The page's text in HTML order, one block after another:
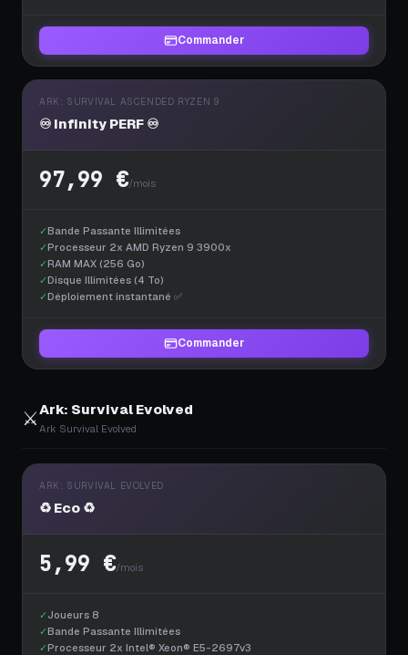
Commander
ARK: SURVIVAL ASCENDED RYZEN 9
♾️ Infinity PERF ♾️
97,99 €/mois
✓Bande Passante Illimitées
✓Processeur 2x AMD Ryzen 9 3900x
✓RAM MAX (256 Go)
✓Disque Illimitées (4 To)
✓Déploiement instantané ✅
Commander
⚔️Ark: Survival Evolved
Ark Survival Evolved
ARK: SURVIVAL EVOLVED
♻️ Eco ♻️
5,99 €/mois
✓ Joueurs 8
✓Bande Passante Illimitées
✓Processeur 2x Intel® Xeon® E5-2697v3